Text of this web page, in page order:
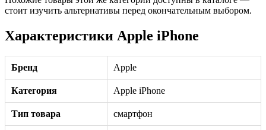
стоит изучить альтернативы перед окончательным выбором.
Характеристики Apple iPhone
Бренд Apple
Категория Apple iPhone
Тип товара смартфон